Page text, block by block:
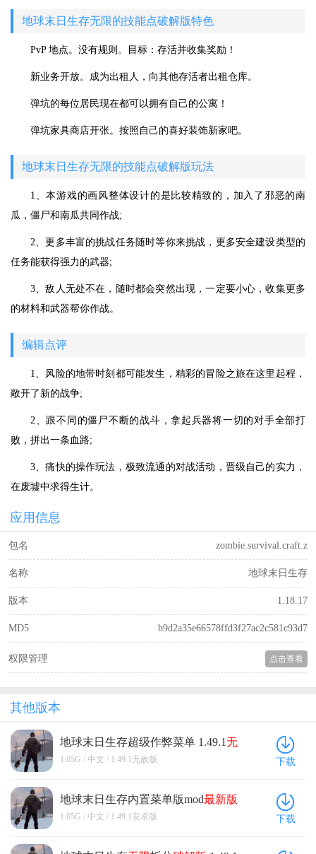
地球末日生存无限的技能点破解版特色
PvP 地点。没有规则。目标：存活并收集奖励！
新业务开放。成为出租人，向其他存活者出租仓库。
弹坑的每位居民现在都可以拥有自己的公寓！
弹坑家具商店开张。按照自己的喜好装饰新家吧。
地球末日生存无限的技能点破解版玩法
1、本游戏的画风整体设计的是比较精致的，加入了邪恶的南
瓜，僵尸和南瓜共同作战;
2、更多丰富的挑战任务随时等你来挑战，更多安全建设类型的
任务能获得强力的武器;
3、敌人无处不在，随时都会突然出现，一定要小心，收集更多
的材料和武器帮你作战。
编辑点评
1、风险的地带时刻都可能发生，精彩的冒险之旅在这里起程，
敞开了新的战争;
2、跟不同的僵尸不断的战斗，拿起兵器将一切的对手全部打
败，拼出一条血路;
3、痛快的操作玩法，极致流通的对战活动，晋级自己的实力，
在废墟中求得生计。
应用信息
包名 zombie.survival.craft.z
名称 地球末日生存
版本 1.18.17
MD5 b9d2a35e66578ffd3f27ac2c581c93d7
权限管理 点击查看
其他版本
地球末日生存超级作弊菜单 1.49.1无
敌版
1.05G / 中文 / 1.49.1无敌版 下载
地球末日生存内置菜单版mod最新版
1.49.1安卓版
1.05G / 中文 / 1.49.1安卓版 下载